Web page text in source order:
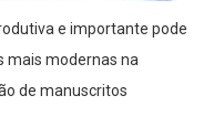
e importante pode
mais modernas na
de manuscritos